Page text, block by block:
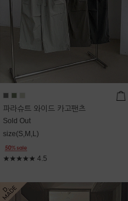
파라슈트 와이드 카고팬츠
Sold Out
size(S,M,L)
★★★★★ 4.5